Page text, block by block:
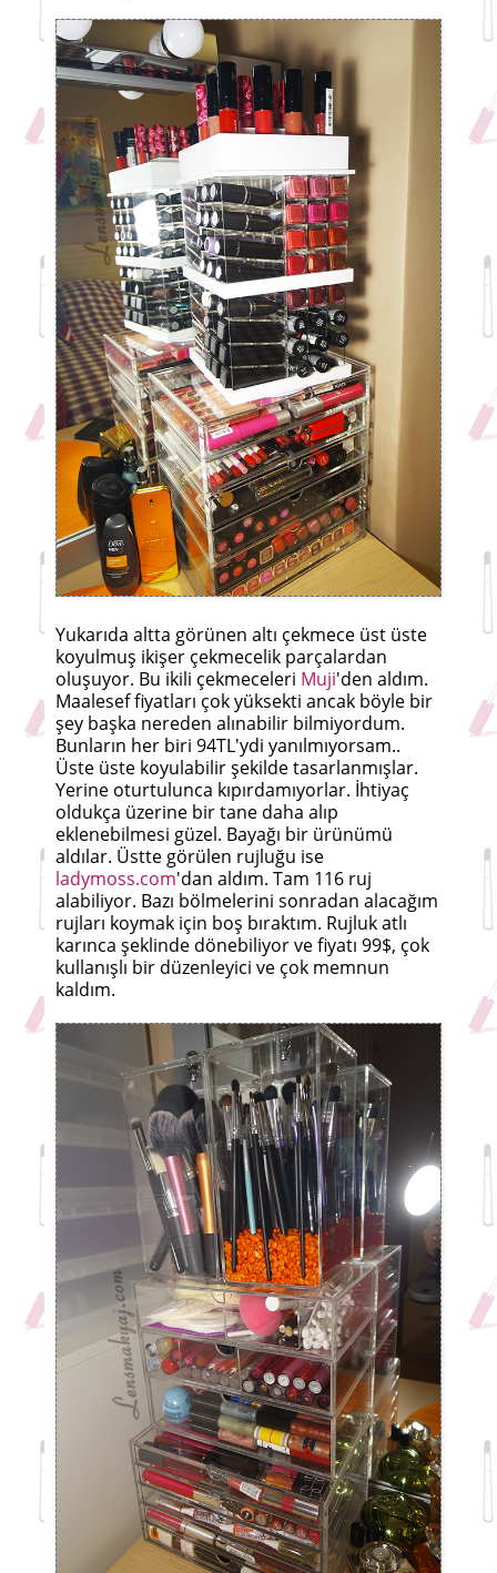
Yukarıda altta görünen altı çekmece üst üste
koyulmuş ikişer çekmecelik parçalardan
oluşuyor. Bu ikili çekmeceleri Muji'den aldım.
Maalesef fiyatları çok yüksekti ancak böyle bir
şey başka nereden alınabilir bilmiyordum.
Bunların her biri 94TL'ydi yanılmıyorsam..
Üste üste koyulabilir şekilde tasarlanmışlar.
Yerine oturtulunca kıpırdamıyorlar. İhtiyaç
oldukça üzerine bir tane daha alıp
eklenebilmesi güzel. Bayağı bir ürünümü
aldılar. Üstte görülen rujluğu ise
ladymoss.com'dan aldım. Tam 116 ruj
alabiliyor. Bazı bölmelerini sonradan alacağım
rujları koymak için boş bıraktım. Rujluk atlı
karınca şeklinde dönebiliyor ve fiyatı 99$, çok
kullanışlı bir düzenleyici ve çok memnun
kaldım.